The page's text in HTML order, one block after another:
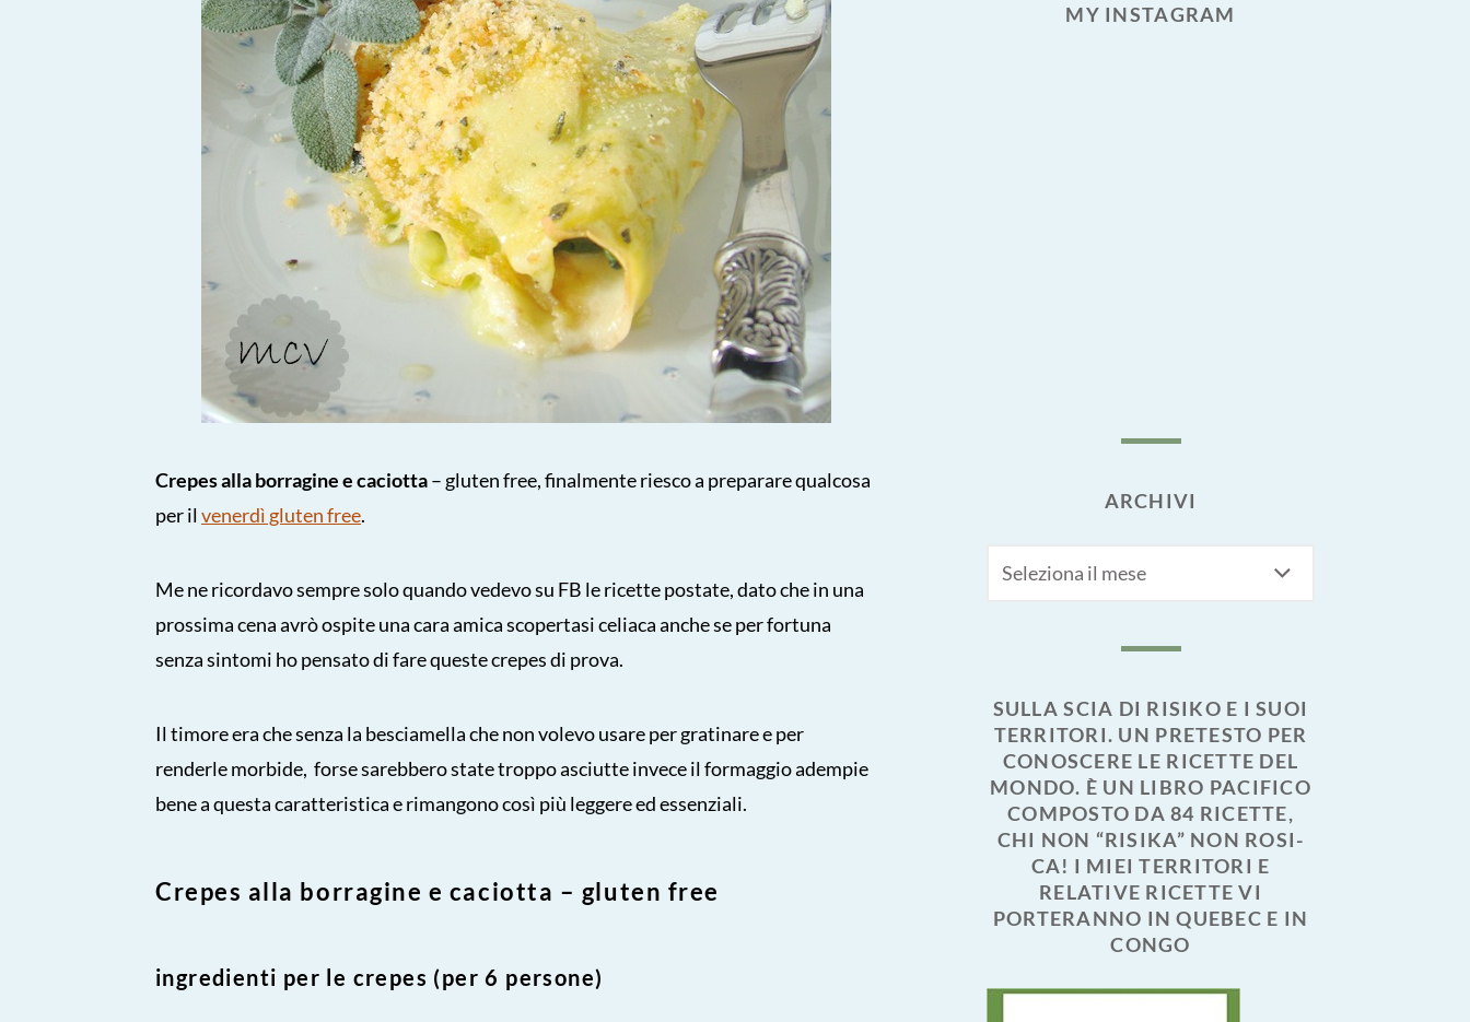
Crepes alla borragine e caciotta– gluten free, finalmente riesco a preparare qualcosa
per ilvenerdì gluten free.
Me ne ricordavo sempre solo quando vedevo su FB le ricette postate, dato che in una
prossima cena avrò ospite una cara amica scopertasi celiaca anche se per fortuna
senza sintomi ho pensato di fare queste crepes di prova.
Il timore era che senza la besciamella che non volevo usare per gratinare e per
renderle morbide, forse sarebbero state troppo asciutte invece il formaggio adempie
bene a questa caratteristica e rimangono così più leggere ed essenziali.
Crepes alla borragine e caciotta – gluten free
ingredienti per le crepes (per 6 persone)
MY INSTAGRAM
ARCHIVI
SULLA SCIA DI RISIKO E I SUOI
TERRITORI. UN PRETESTO PER
CONOSCERE LE RICETTE DEL
MONDO. È UN LIBRO PACIFICO
COMPOSTO DA 84 RICETTE,
CHI NON “RISIKA” NON ROSI-
CA! I MIEI TERRITORI E
RELATIVE RICETTE VI
PORTERANNO IN QUEBEC E IN
CONGO